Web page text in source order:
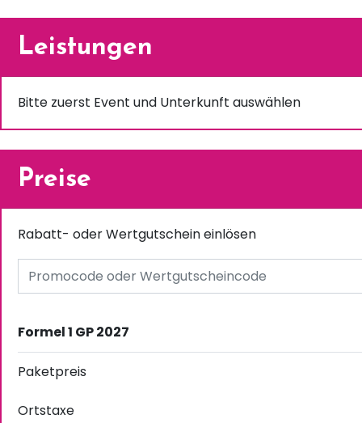
Leistungen
Bitte zuerst Event und Unterkunft auswählen
Preise
Rabatt- oder Wertgutschein einlösen
Formel 1 GP 2027
Paketpreis
Ortstaxe